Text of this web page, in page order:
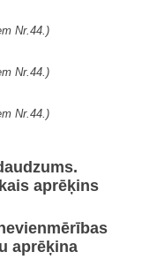
Nr.44.)
Nr.44.)
Nr.44.)
aprēķins
aprēķina